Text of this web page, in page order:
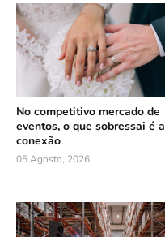
No competitivo mercado de
eventos, o que sobressai é a
conexão
05 Agosto, 2026